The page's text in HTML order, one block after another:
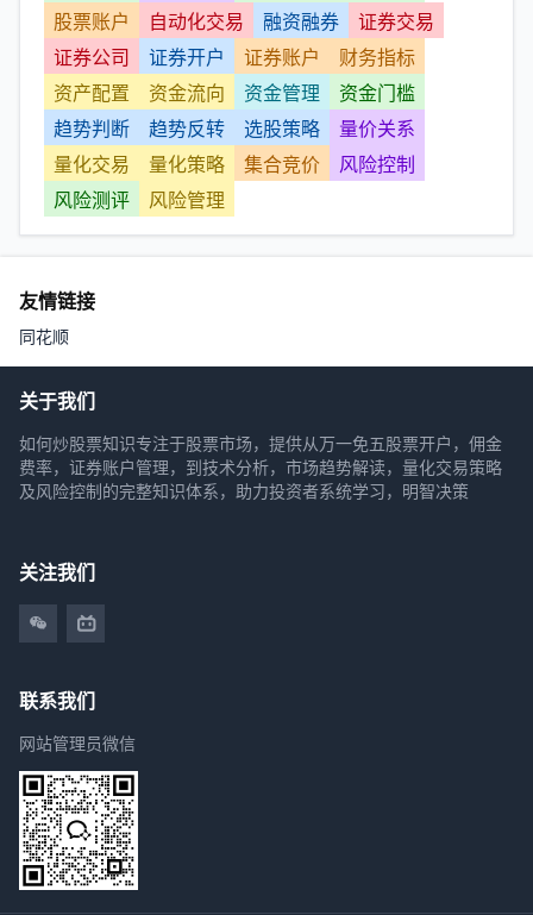
股票账户
自动化交易 融资融券
证券交易
证券公司
证券开户 证券账户
财务指标
资产配置
资金流向 资金管理
资金门槛
趋势判断
趋势反转 选股策略
量价关系
量化交易
量化策略 集合竞价
风险控制
风险测评
风险管理
友情链接
同花顺
关于我们
如何炒股票知识专注于股票市场，提供从万一免五股票开户，佣金
费率，证券账户管理，到技术分析，市场趋势解读，量化交易策略
及风险控制的完整知识体系，助力投资者系统学习，明智决策
关注我们
联系我们
网站管理员微信